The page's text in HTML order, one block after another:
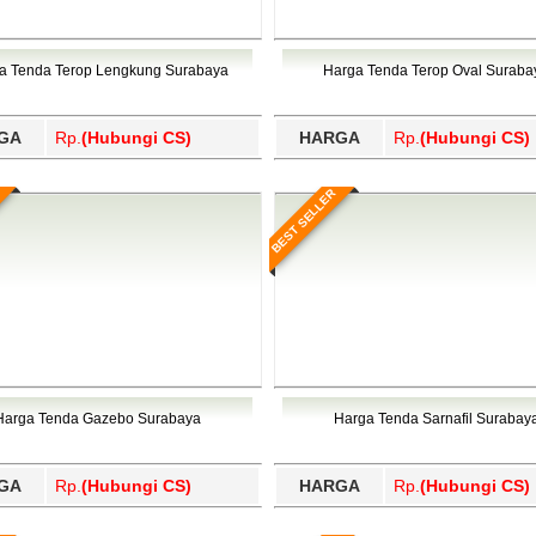
Wakatobi, Waropen, Way Kanan, Wonogiri, Wonosobo,
Tenda Terop Lengkung Surabaya
Rp. (Hubungi CS)
Harga Tenda Terop Oval
HARGA Rp. (Hubungi CS)
Tenda Gazebo Surabaya
Rp. (Hubungi CS)
BEST SELLER
Harga Tenda Sarnafil
HARGA Rp. (Hubungi CS)